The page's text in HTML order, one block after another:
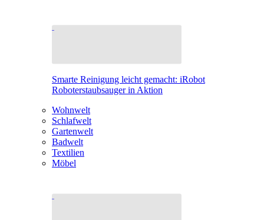
Smarte Reinigung leicht gemacht: iRobot
Roboterstaubsauger in Aktion
Wohnwelt
Schlafwelt
Gartenwelt
Badwelt
Textilien
Möbel